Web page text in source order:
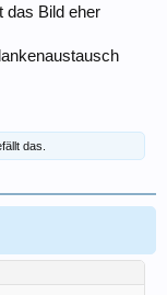
das Bild eher
das.